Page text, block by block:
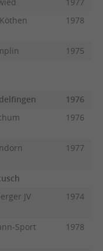
1977
1978
1975
1976
1976
1977
JV
1974
Sport 1978